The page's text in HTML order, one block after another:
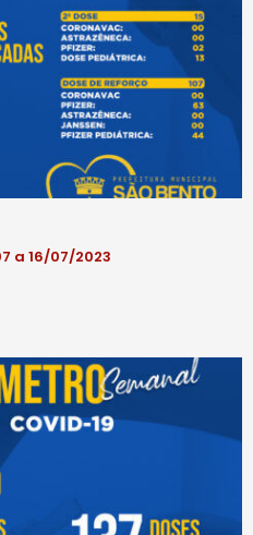
a 16/07/2023